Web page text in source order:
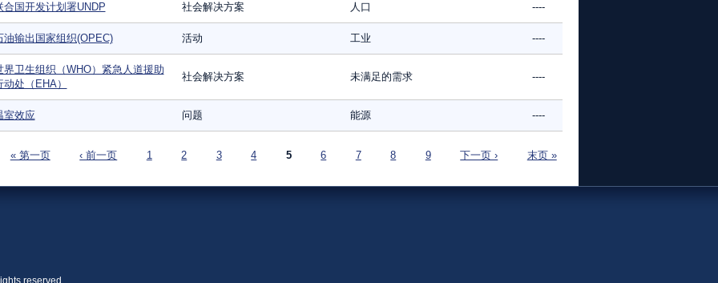
合国开发计划署UNDP 社会解决方案 人口 ----
油输出国家组织(OPEC) 活动 工业 ----
界卫生组织（WHO）紧急人道援助
动处（EHA）
社会解决方案 未满足的需求 ----
室效应 问题 能源 ----
« 第一页 ‹ 前一页 1 2 3 4 5 6 7 8 9 下一页 › 末页 »
reserved.